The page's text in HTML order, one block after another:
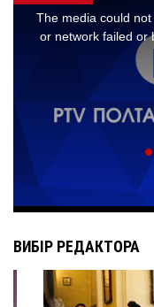
ВИБІР РЕДАКТОРА